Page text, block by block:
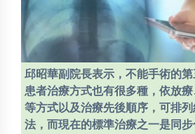
邱昭華副院長表示，不能手術的
患者治療方式也有很多種，依放
等方式以及治療先後順序，可排
法，而現在的標準治療之一是同步